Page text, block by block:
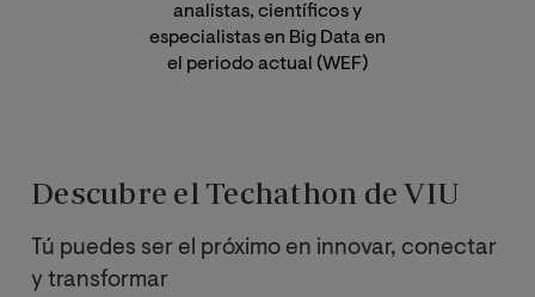
analistas, científicos y
especialistas en Big Data en
el periodo actual (WEF)
Descubre el Techathon de VIU
Tú puedes ser el próximo en innovar, conectar
y transformar